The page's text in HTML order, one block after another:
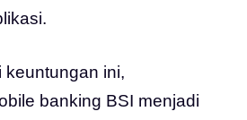
keuntungan ini,
banking BSI menjadi